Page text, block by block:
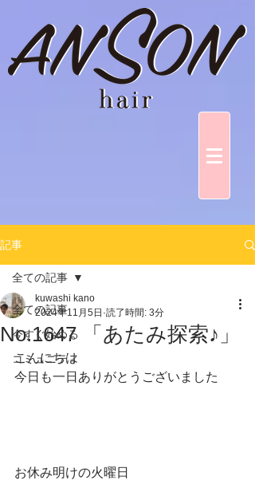
記事
全ての記事
今すぐ始める
コミュニティ
全ての記事
No.1647 「あたみ探索♪」
kuwashi kano
2024年11月5日 読了時間: 3分
こんにちは
今日も一日ありがとうございました
お休み明けの火曜日